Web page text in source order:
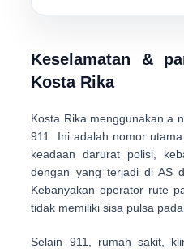
Keselamatan &
Kosta Rika
Kosta Rika menggunakan a
911
. Ini adalah nomor
keadaan darurat polisi,
dengan yang terjadi di AS
Kebanyakan operator rute
tidak memiliki sisa pulsa
Selain 911, rumah sakit,